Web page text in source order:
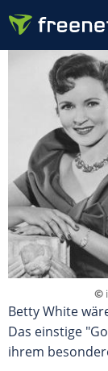
©
Betty White
Das einstige
ihrem